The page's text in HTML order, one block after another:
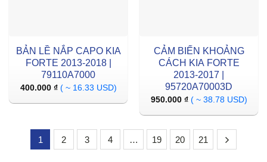
BẢN LỀ NẮP CAPO KIA
FORTE 2013-2018 |
79110A7000
400.000 ₫ ( ~ 16.33 USD)
CẢM BIẾN KHOẢNG
CÁCH KIA FORTE
2013-2017 |
95720A70003D
950.000 ₫ ( ~ 38.78 USD)
1 2 3 4 … 19 20 21